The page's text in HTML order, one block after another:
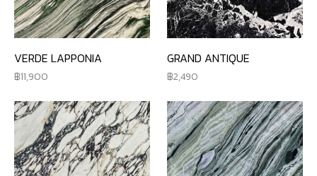
VERDE LAPPONIA
11,900
GRAND ANTIQUE
2,490